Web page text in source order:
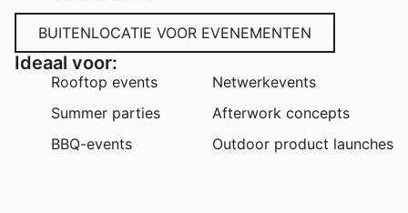
BUITENLOCATIE VOOR EVENEMENTEN
Ideaal voor:
Rooftop events
Summer parties
BBQ-events
Netwerkevents
Afterwork concepts
Outdoor product launches